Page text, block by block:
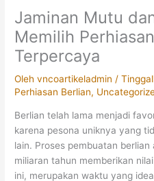
Jaminan Mutu
Memilih
Terpercaya
Olehvncoartikeladmin /
Perhiasan Berlian,
Berlian telah lama menjadi
karena pesona uniknya yang
lain. Proses pembuatan
miliaran tahun memberikan
ini, merupakan waktu yang